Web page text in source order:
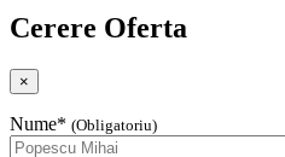
Cerere Oferta
×
Nume* (Obligatoriu)